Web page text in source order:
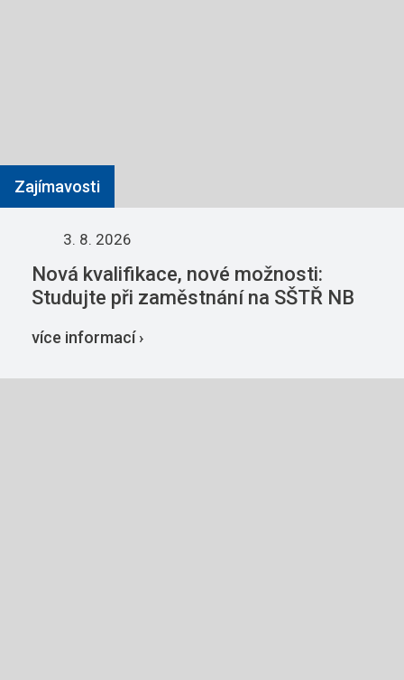
Zajímavosti
3. 8. 2026
Nová kvalifikace, nové možnosti:
Studujte při zaměstnání na SŠTŘ NB
více informací ›